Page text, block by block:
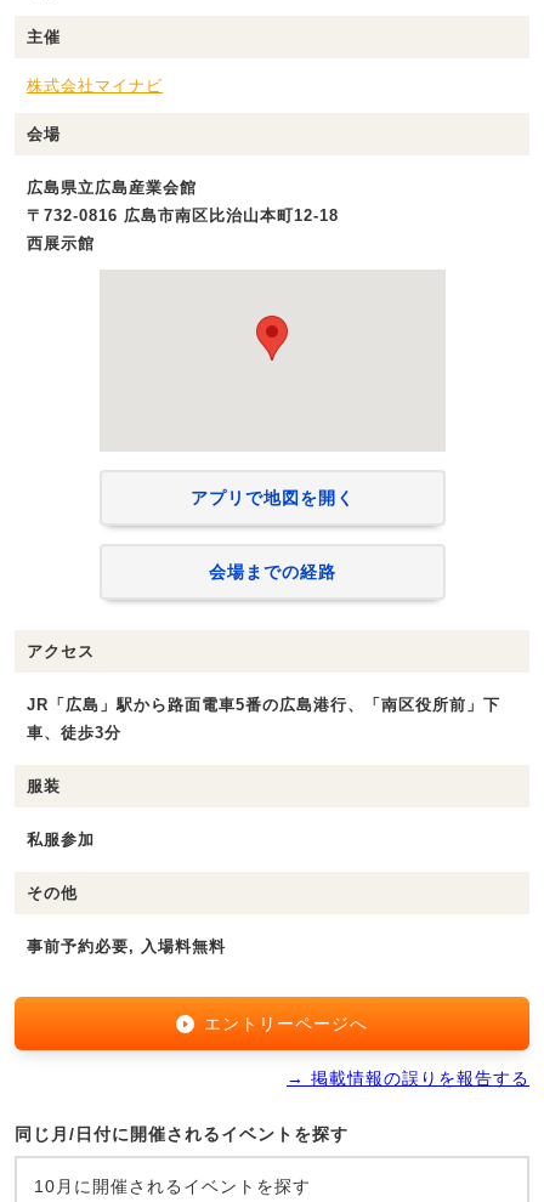
主催
株式会社マイナビ
会場
広島県立広島産業会館
〒732-0816 広島市南区比治山本町12-18
西展示館
アプリで地図を開く
会場までの経路
アクセス
JR「広島」駅から路面電車5番の広島港行、「南区役所前」下
車、徒歩3分
服装
私服参加
その他
事前予約必要, 入場料無料
エントリーページへ
→ 掲載情報の誤りを報告する
同じ月/日付に開催されるイベントを探す
10月に開催されるイベントを探す